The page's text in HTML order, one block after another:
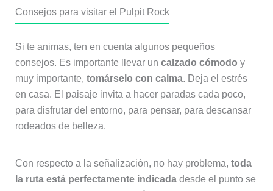
Consejos para visitar el Pulpit Rock
Si te animas, ten en cuenta algunos pequeños
consejos. Es importante llevar un calzado cómodo y
muy importante, tomárselo con calma. Deja el estrés
en casa. El paisaje invita a hacer paradas cada poco,
para disfrutar del entorno, para pensar, para descansar
rodeados de belleza.
Con respecto a la señalización, no hay problema, toda
la ruta está perfectamente indicadadesde el punto se